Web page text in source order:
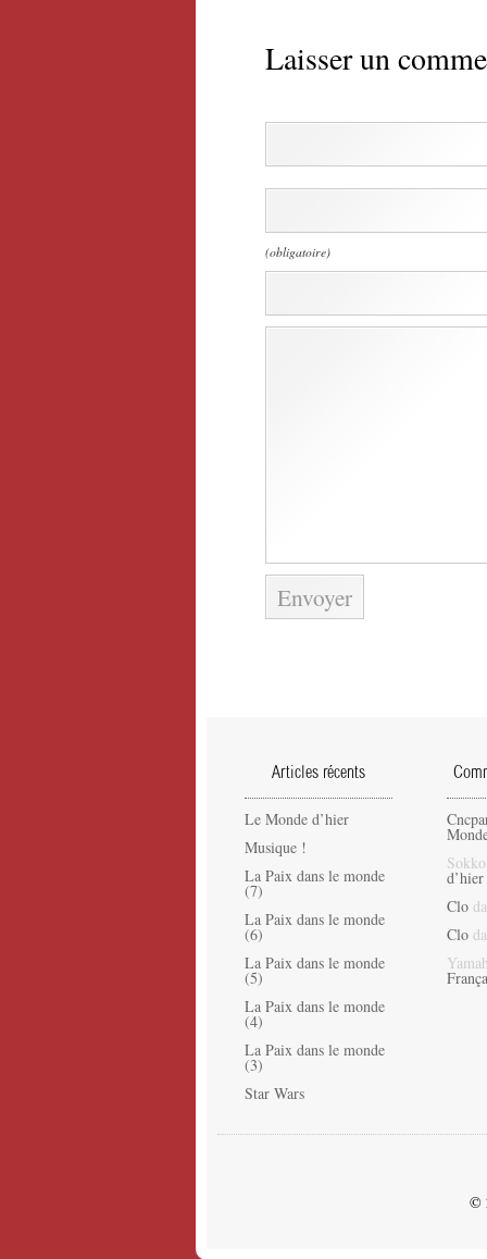
Laisser un
(obligatoire)
Articles récents
Le Monde d’hier
Musique !
La Paix dans le monde
(7)
La Paix dans le monde
(6)
La Paix dans le monde
(5)
La Paix dans le monde
(4)
La Paix dans le monde
(3)
Star Wars
Sokko
d’hier
Clo
Clo
©